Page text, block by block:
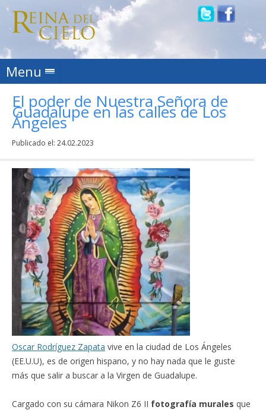
Menu Skip to content
El poder de Nuestra Señora de
Guadalupe en las calles de Los
Ángeles
Publicado el: 24.02.2023
Oscar Rodríguez Zapata vive en la ciudad de Los Ángeles
(EE.U.U), es de origen hispano, y no hay nada que le guste
más que salir a buscar a la Virgen de Guadalupe.
Cargado con su cámara Nikon Z6 II fotografía murales que